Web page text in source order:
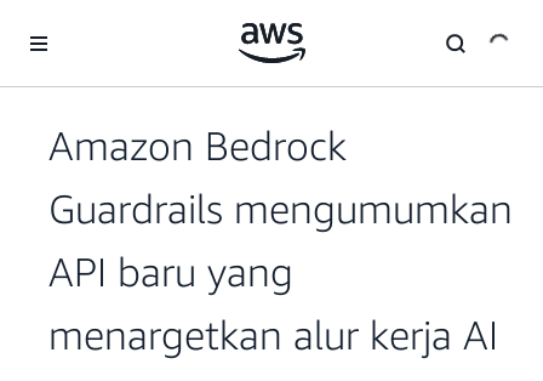
Amazon Bedrock
Guardrails mengumumkan
API baru yang
menargetkan alur kerja AI